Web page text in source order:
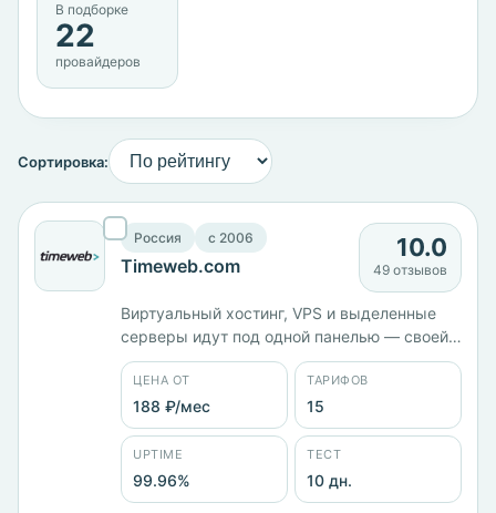
В подборке
22
провайдеров
Сортировка:
Россия c 2006
Timeweb.com
10.0
49 отзывов
Виртуальный хостинг, VPS и выделенные
серверы идут под одной панелью — своей
или ISPmanager. Компания работает с 2006
года, юрлицо российское, ООО «ТаймВэб».
В каталоге 15 тарифов, стартовый Cloud 15
стоит 188 ₽/мес. Площадки в России,
Казахстане, Нидерландах, Германии и
Польше, заявленный uptime 99,96%.
Тестовый период — 10 дней.
ЦЕНА ОТ
188 ₽/мес
ТАРИФОВ
15
UPTIME
99.96%
ТЕСТ
10 дн.